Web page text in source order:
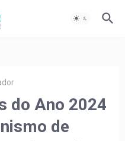
do Ano 2024
de